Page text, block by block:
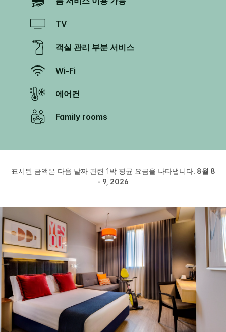
TV
객실 관리 부분 서비스
Wi-Fi
에어컨
Family rooms
표시된 금액은 다음 날짜 관련 1박 평균 요금을 나타냅니다. 8월 8
- 9, 2026